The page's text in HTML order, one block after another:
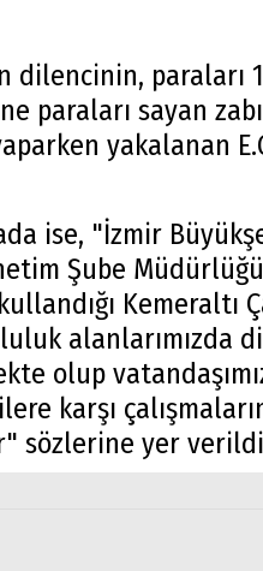
dilencinin, paraları
paraları sayan
yakalanan
ise, "İzmir
Şube
Kemeraltı
alanlarımızda
olup
karşı
sözlerine yer